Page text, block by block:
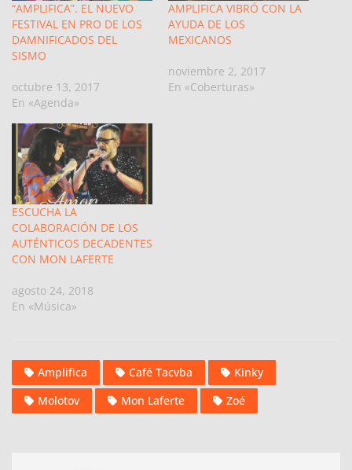
“AMPLIFICA”. EL NUEVO
FESTIVAL EN PRO DE LOS
DAMNIFICADOS DEL
SISMO
octubre 13, 2017
En «Agenda»
AMPLIFICA VIBRÓ CON LA
AYUDA DE LOS
MEXICANOS
noviembre 2, 2017
En «Coberturas»
ESCUCHA LA
COLABORACIÓN DE LOS
AUTÉNTICOS DECADENTES
CON MON LAFERTE
agosto 24, 2018
En «Música»
Amplifica Café Tacvba
Kinky
Molotov
Mon Laferte Zoé